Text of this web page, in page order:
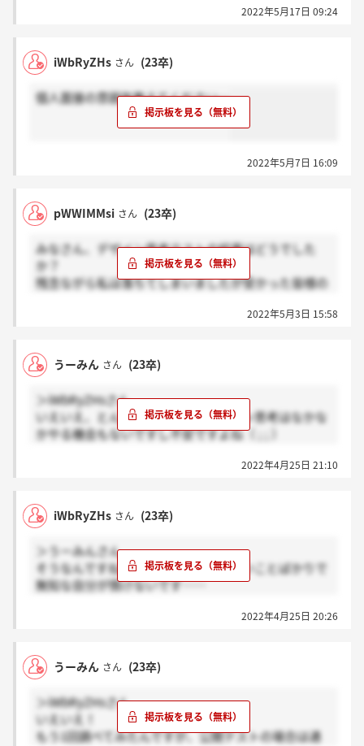
2022年5月17日 09:24
iWbRyZHs さん (23卒)
個人面接の雰囲気教えてください…
2022年5月7日 16:09
pWWIMMsi さん (23卒)
みなさん、デザイン思考テストの結果はどうでした
か？
残念ながら私は落ちてしまいましたが受かった皆様の
2022年5月3日 15:58
うーみん さん (23卒)
＞iWbRyZHsさん
いえいえ、とんでもないです！デザイン思考はなかな
かやる機会もないですし不安ですよね（ ; ; ）
2022年4月25日 21:10
iWbRyZHs さん (23卒)
＞うーみんさん
そうなんですね…！！！すごい知らないことばかりで
無知な自分が情けないです……
2022年4月25日 20:26
うーみん さん (23卒)
＞iWbRyZHsさん
いえいえ！
もう1回調べてみたんですが、公開テストの場合は通